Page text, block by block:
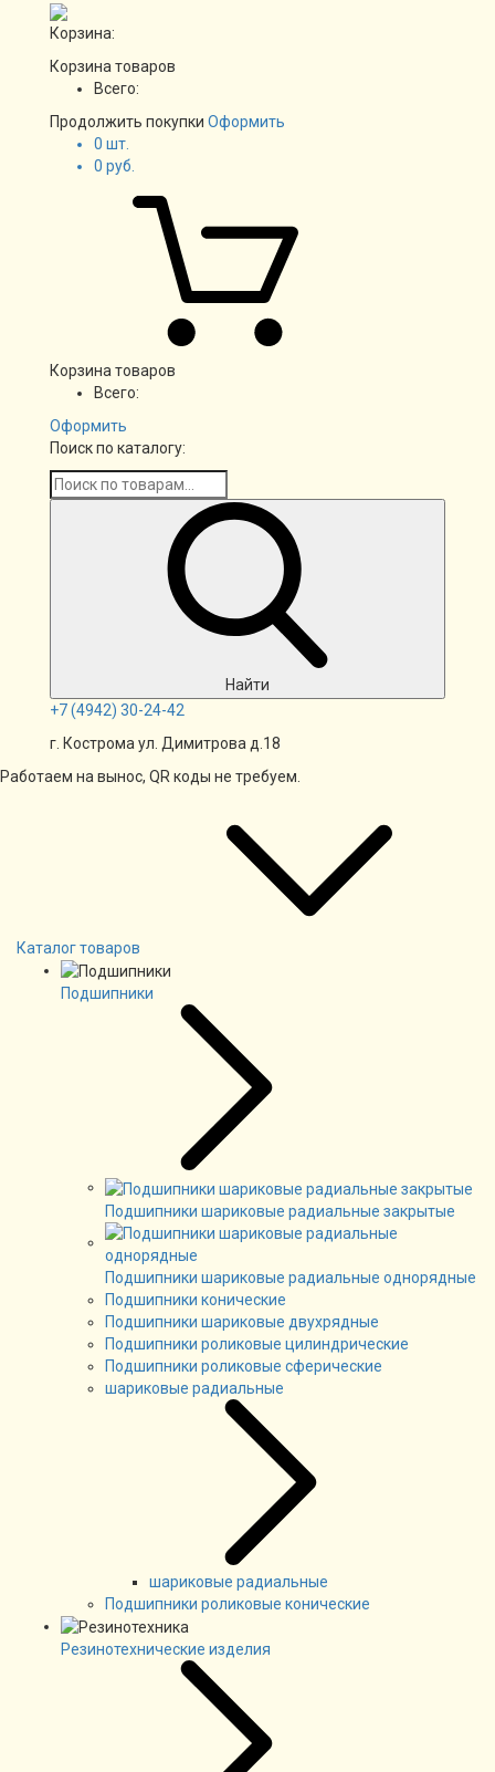
Корзина:
Корзина товаров
Всего:
Продолжить покупки Оформить
0 шт.
0 руб.
Корзина товаров
Всего:
Оформить
Поиск по каталогу:
Найти
+7(4942) 30-24-42
г. Кострома ул. Димитрова д.18
Работаем на вынос, QR коды не требуем.
Каталог товаров
Подшипники
Подшипники шариковые радиальные закрытые
Подшипники шариковые радиальные однорядные
Подшипники конические
Подшипники шариковые двухрядные
Подшипники роликовые цилиндрические
Подшипники роликовые сферические
шариковые радиальные
шариковые радиальные
Подшипники роликовые конические
Резинотехнические изделия